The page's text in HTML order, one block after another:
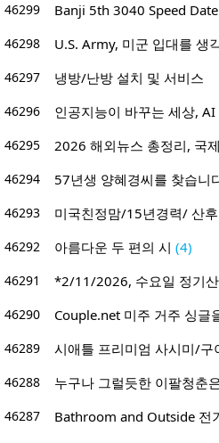
46299
Banji 5th 3040 Speed
46298
U.S. Army, 미군 입대를 생
46297
냉방/난방 설치 및 서비스
46296
인공지능이 바꾸는 세상,
46295
2026 해외뉴스 총정리, 국
46294
57년생 양혜경씨를 찾습니
46293
미국친정맘/15년경력/ 산
46292
아름다운 두 편의 시 (4)
46291
*2/11/2026, 수요일 정기
46290
Couple.net 미주 거주 싱글
46289
시애틀 프리미엄 사시미/
46288
누구나 그럴듯한 이팔청춘
46287
Bathroom and Outside 전